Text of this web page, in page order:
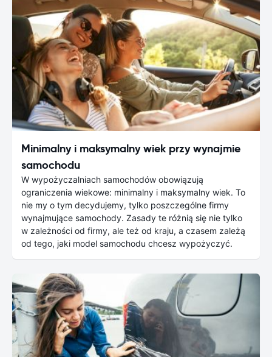
Minimalny i maksymalny wiek przy wynajmie
samochodu
W wypożyczalniach samochodów obowiązują
ograniczenia wiekowe: minimalny i maksymalny wiek. To
nie my o tym decydujemy, tylko poszczególne firmy
wynajmujące samochody. Zasady te różnią się nie tylko
w zależności od firmy, ale też od kraju, a czasem zależą
od tego, jaki model samochodu chcesz wypożyczyć.